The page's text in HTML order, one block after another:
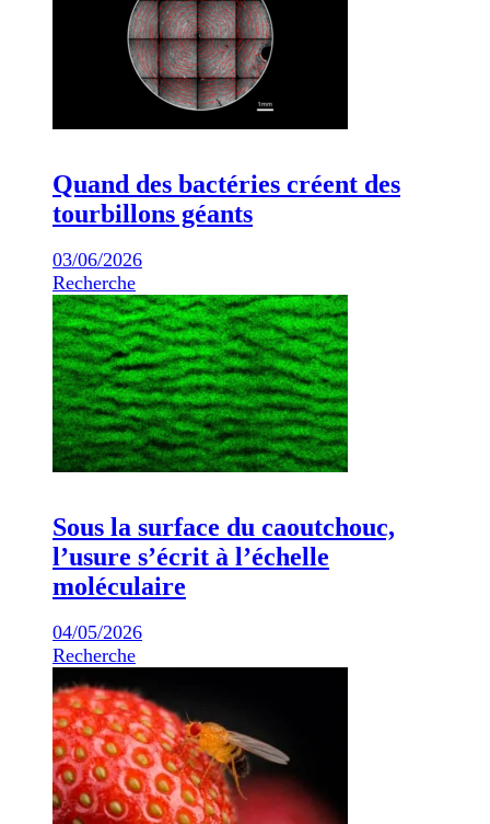
Quand des bactéries créent des
tourbillons géants
03/06/2026
Recherche
Sous la surface du caoutchouc,
l’usure s’écrit à l’échelle
moléculaire
04/05/2026
Recherche